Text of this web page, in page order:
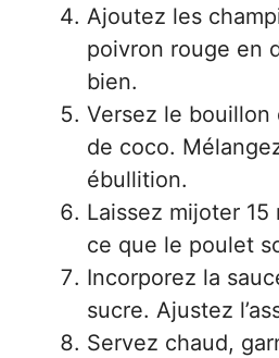
Ajoutez les
poivron rouge en
bien.
Versez le
de coco.
ébullition.
Laissez mijoter 15
ce que le poulet
Incorporez la
sucre. Ajustez
Servez chaud,